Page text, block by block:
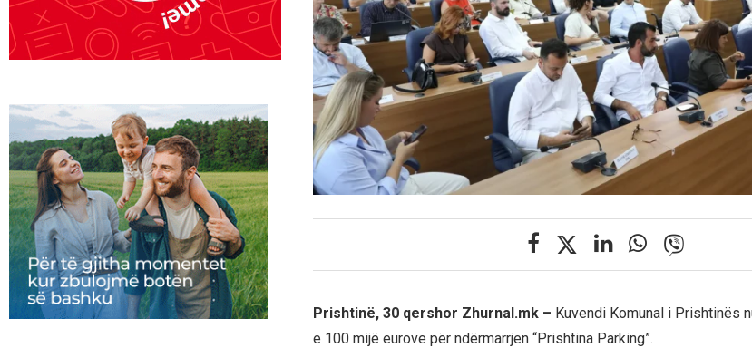
Prishtinë, 30 qershor Zhurnal.mk – Kuvendi Komunal i Prishtinës
e 100 mijë eurove për ndërmarrjen “Prishtina Parking”.